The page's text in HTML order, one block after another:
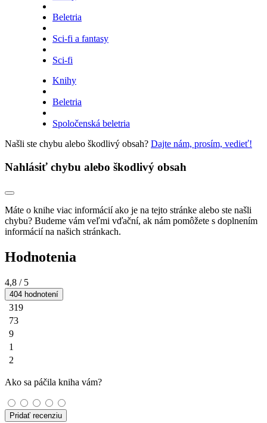
Beletria
Sci-fi a fantasy
Sci-fi
Knihy
Beletria
Spoločenská beletria
Našli ste chybu alebo škodlivý obsah? Dajte nám, prosím, vedieť!
Nahlásiť chybu alebo škodlivý obsah
Máte o knihe viac informácií ako je na tejto stránke alebo ste našli
chybu? Budeme vám veľmi vďační, ak nám pomôžete s doplnením
informácií na našich stránkach.
Hodnotenia
4,8 / 5
404 hodnotení
319
73
9
1
2
Ako sa páčila kniha vám?
Pridať recenziu